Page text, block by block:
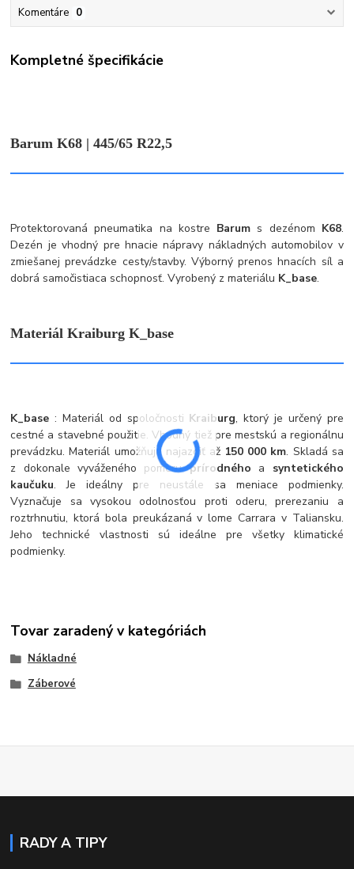
Komentáre 0
Kompletné špecifikácie
Barum K68 | 445/65 R22,5
Protektorovaná pneumatika na kostre Barum s dezénom K68.
Dezén je vhodný pre hnacie nápravy nákladných automobilov v
zmiešanej prevádzke cesty/stavby. Výborný prenos hnacích síl a
dobrá samočistiaca schopnosť. Vyrobený z materiálu K_base.
Materiál Kraiburg K_base
K_base : Materiál od spoločnosti Kraiburg, ktorý je určený pre
cestné a stavebné použitie. Vhodný tiež pre mestskú a regionálnu
prevádzku. Materiál umožňuje najazdiť až 150 000 km. Skladá sa
z dokonale vyváženého pomeruprírodného a syntetického
kaučuku. Je ideálny pre neustále sa meniace podmienky.
Vyznačuje sa vysokou odolnosťou proti oderu, prerezaniu a
roztrhnutiu, ktorá bola preukázaná v lome Carrara v Taliansku.
Jeho technické vlastnosti sú ideálne pre všetky klimatické
podmienky.
Tovar zaradený v kategóriách
Nákladné
Záberové
RADY A TIPY